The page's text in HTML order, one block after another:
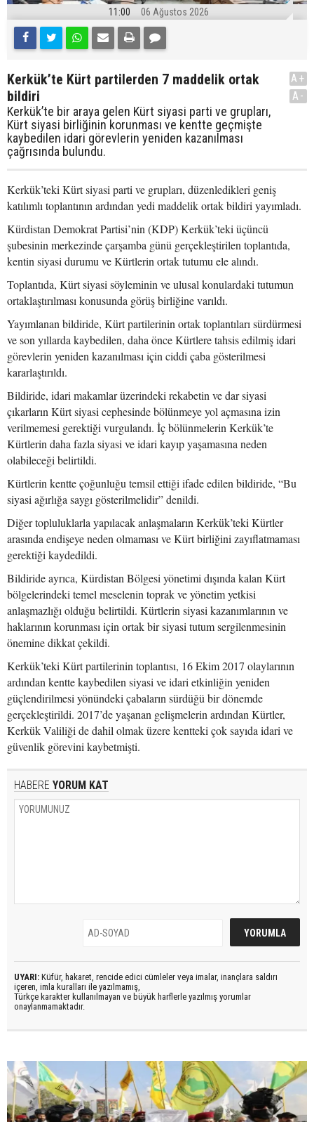
11:00 06 Ağustos 2026
Kerkük’te Kürt partilerden 7 maddelik ortak
bildiri
Kerkük’te bir araya gelen Kürt siyasi parti ve grupları,
Kürt siyasi birliğinin korunması ve kentte geçmişte
kaybedilen idari görevlerin yeniden kazanılması
çağrısında bulundu.
A+
A-
Kerkük’teki Kürt siyasi parti ve grupları, düzenledikleri geniş
katılımlı toplantının ardından yedi maddelik ortak bildiri yayımladı.
Kürdistan Demokrat Partisi’nin (KDP) Kerkük’teki üçüncü
şubesinin merkezinde çarşamba günü gerçekleştirilen toplantıda,
kentin siyasi durumu ve Kürtlerin ortak tutumu ele alındı.
Toplantıda, Kürt siyasi söyleminin ve ulusal konulardaki tutumun
ortaklaştırılması konusunda görüş birliğine varıldı.
Yayımlanan bildiride, Kürt partilerinin ortak toplantıları sürdürmesi
ve son yıllarda kaybedilen, daha önce Kürtlere tahsis edilmiş idari
görevlerin yeniden kazanılması için ciddi çaba gösterilmesi
kararlaştırıldı.
Bildiride, idari makamlar üzerindeki rekabetin ve dar siyasi
çıkarların Kürt siyasi cephesinde bölünmeye yol açmasına izin
verilmemesi gerektiği vurgulandı. İç bölünmelerin Kerkük’te
Kürtlerin daha fazla siyasi ve idari kayıp yaşamasına neden
olabileceği belirtildi.
Kürtlerin kentte çoğunluğu temsil ettiği ifade edilen bildiride, “Bu
siyasi ağırlığa saygı gösterilmelidir” denildi.
Diğer topluluklarla yapılacak anlaşmaların Kerkük’teki Kürtler
arasında endişeye neden olmaması ve Kürt birliğini zayıflatmaması
gerektiği kaydedildi.
Bildiride ayrıca, Kürdistan Bölgesi yönetimi dışında kalan Kürt
bölgelerindeki temel meselenin toprak ve yönetim yetkisi
anlaşmazlığı olduğu belirtildi. Kürtlerin siyasi kazanımlarının ve
haklarının korunması için ortak bir siyasi tutum sergilenmesinin
önemine dikkat çekildi.
Kerkük’teki Kürt partilerinin toplantısı, 16 Ekim 2017 olaylarının
ardından kentte kaybedilen siyasi ve idari etkinliğin yeniden
güçlendirilmesi yönündeki çabaların sürdüğü bir dönemde
gerçekleştirildi. 2017’de yaşanan gelişmelerin ardından Kürtler,
Kerkük Valiliği de dahil olmak üzere kentteki çok sayıda idari ve
güvenlik görevini kaybetmişti.
HABERE YORUM KAT
UYARI: Küfür, hakaret, rencide edici cümleler veya imalar, inançlara saldırı
içeren, imla kuralları ile yazılmamış,
Türkçe karakter kullanılmayan ve büyük harflerle yazılmış yorumlar
onaylanmamaktadır.